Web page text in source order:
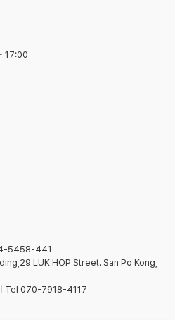
17:00
5458-441
LUK HOP Street. San Po Kong,
Tel 070-7918-4117